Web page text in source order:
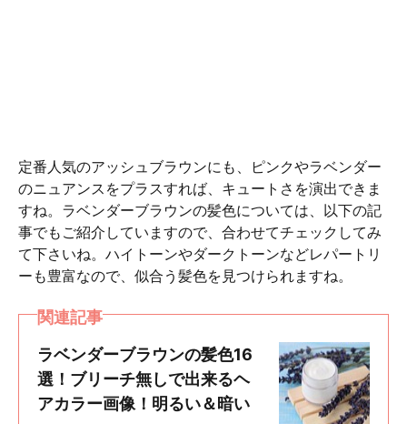
定番人気のアッシュブラウンにも、ピンクやラベンダー
のニュアンスをプラスすれば、キュートさを演出できま
すね。ラベンダーブラウンの髪色については、以下の記
事でもご紹介していますので、合わせてチェックしてみ
て下さいね。ハイトーンやダークトーンなどレパートリ
ーも豊富なので、似合う髪色を見つけられますね。
関連記事
ラベンダーブラウンの髪色16
選！ブリーチ無しで出来るヘ
アカラー画像！明るい＆暗い